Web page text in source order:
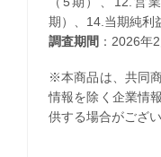
期）、14.当期純利
調査期間 ：2026年
※本商品は、共同
情報を除く企業情
供する場合がござい